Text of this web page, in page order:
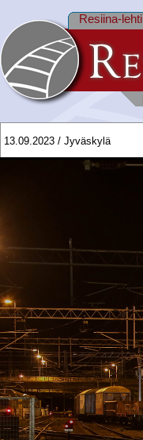
Resiina-lehti
13.09.2023 / Jyväskylä